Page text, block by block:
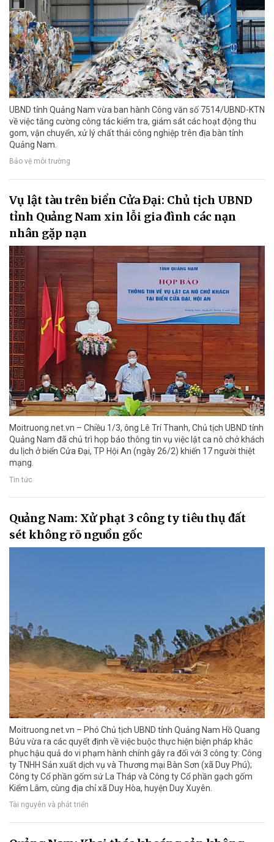
UBND tỉnh Quảng Nam vừa ban hành Công văn số 7514/UBND-KTN
về việc tăng cường công tác kiểm tra, giám sát các hoạt động thu
gom, vận chuyển, xử lý chất thải công nghiệp trên địa bàn tỉnh
Quảng Nam.
Bảo vệ môi trường
Vụ lật tàu trên biển Cửa Đại: Chủ tịch UBND
tỉnh Quảng Nam xin lỗi gia đình các nạn
nhân gặp nạn
Moitruong.net.vn – Chiều 1/3, ông Lê Trí Thanh, Chủ tịch UBND tỉnh
Quảng Nam đã chủ trì họp báo thông tin vụ việc lật ca nô chở khách
du lịch ở biển Cửa Đại, TP Hội An (ngày 26/2) khiến 17 người thiệt
mạng.
Tin tức
Quảng Nam: Xử phạt 3 công ty tiêu thụ đất
sét không rõ nguồn gốc
Moitruong.net.vn – Phó Chủ tịch UBND tỉnh Quảng Nam Hồ Quang
Bửu vừa ra các quyết định về việc buộc thực hiện biện pháp khắc
phục hậu quả do vi phạm hành chính gây ra đối với 3 công ty: Công
ty TNHH Sản xuất dịch vụ và Thương mại Bàn Sơn (xã Duy Phú);
Công ty Cổ phần gốm sứ La Tháp và Công ty Cổ phần gạch gốm
Kiểm Lâm, cùng địa chỉ xã Duy Hòa, huyện Duy Xuyên.
Tài nguyên và phát triển